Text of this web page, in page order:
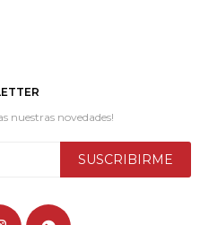
nuestras novedades!
SUSCRIBIRME